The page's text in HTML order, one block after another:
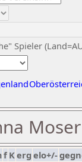
Spieler
Moser
f Kerg elo+/-